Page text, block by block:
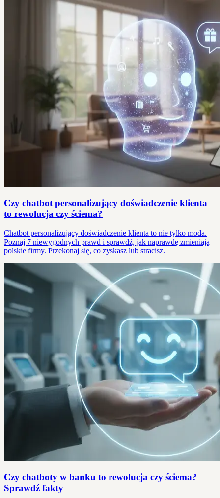
Czy chatbot personalizujący doświadczenie klienta
to rewolucja czy ściema?
Chatbot personalizujący doświadczenie klienta to nie tylko moda.
Poznaj 7 niewygodnych prawd i sprawdź, jak naprawdę zmieniają
polskie firmy. Przekonaj się, co zyskasz lub stracisz.
Czy chatboty w banku to rewolucja czy ściema?
Sprawdź fakty